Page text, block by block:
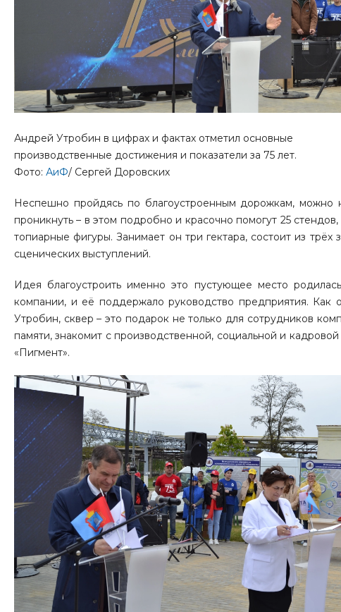
Андрей Утробин в цифрах и фактах отметил основные
производственные достижения и показатели за 75 лет.
Фото: АиФ/ Сергей Доровских
Неспешно пройдясь по благоустроенным дорожкам, можно
проникнуть – в этом подробно и красочно помогут 25
топиарные фигуры. Занимает он три гектара, состоит из
сценических выступлений.
Идея благоустроить именно это пустующее место
компании, и её поддержало руководство предприятия.
Утробин, сквер – это подарок не только для сотрудников
памяти, знакомит с производственной, социальной и
«Пигмент».